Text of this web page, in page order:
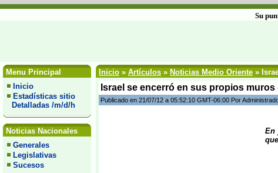
Su
Menu Principal
Inicio
Estadísticas sitio
Detalladas /m/d/h
Noticias Nacionales
Generales
Legislativas
Sucesos
Inicio » Artículos » Noticias Medio Oriente »
Israel se encerró en sus propios muros
Publicado en 21/07/12 a 05:52:10 GMT-06:00 Por
En